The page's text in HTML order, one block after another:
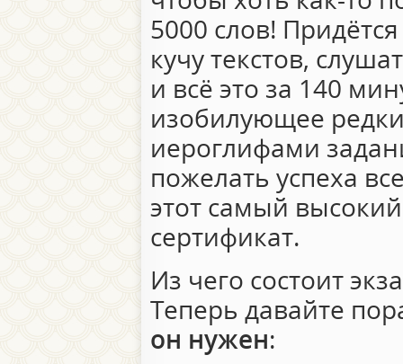
5000 слов!
кучу текстов,
и всё это за 140
изобилующее
иероглифами
пожелать успеха
этот самый
сертификат.
Из чего состоит
Теперь давайте
он нужен: